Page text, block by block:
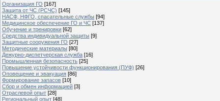
Организация ГО [167]
Защита от ЧС (РСЧС) [145]
НАСФ, НФГО, спасательные службы [94]
Медицинское обеспечение ГО и ЧС [137]
Обучение и тренировки [62]
Средства индивидуальной защиты [9]
Защитные сооружения ГО [27]
Методические материалы [80]
Дежурно-диспетчерская служба [16]
Промышленная безопасность [25]
Повышение устойчивости функционирования (ПУФ) [26]
Оповещение и эвакуация [86]
Формирование запасов [10]
Сбор и обмен информацией [3]
Отраслевой опыт [28]
Региональный опыт [48]